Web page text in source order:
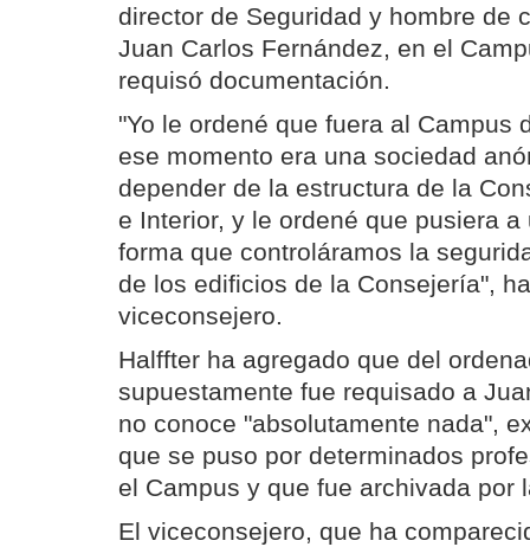
director de Seguridad y hombre de
Juan Carlos Fernández, en el
requisó documentación.
"Yo le ordené que fuera al Campus
ese momento era una sociedad
depender de la estructura de la
e Interior, y le ordené que pusiera
forma que controláramos la
de los edificios de la Consejería",
viceconsejero.
Halffter ha agregado que del
supuestamente fue requisado a
no conoce "absolutamente nada",
que se puso por determinados
el Campus y que fue archivada por
El viceconsejero, que ha